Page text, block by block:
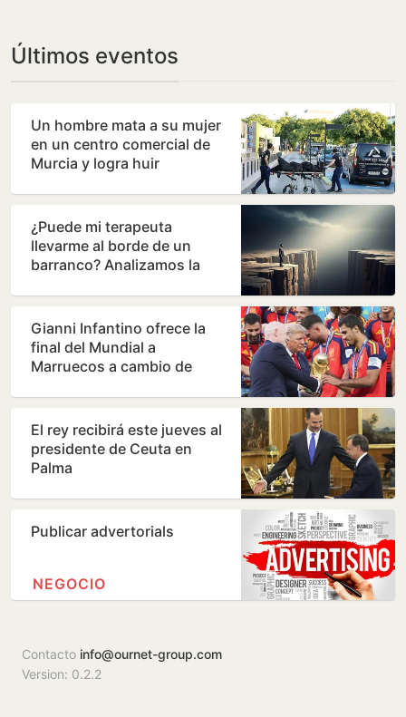
Últimos eventos
Un hombre mata a su mujer
en un centro comercial de
Murcia y logra huir
¿Puede mi terapeuta
llevarme al borde de un
barranco? Analizamos la
Gianni Infantino ofrece la
final del Mundial a
Marruecos a cambio de
…
El rey recibirá este jueves al
presidente de Ceuta en
Palma
Publicar advertorials
NEGOCIO
Contacto info@ournet-group.com
Version: 0.2.2